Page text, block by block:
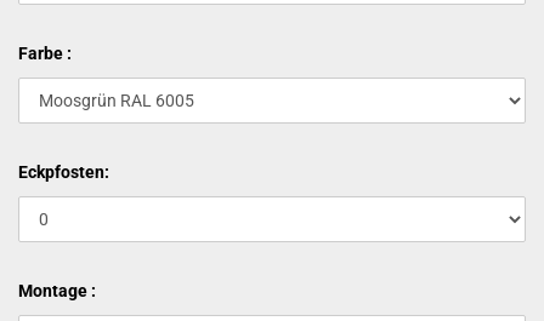
Farbe :
Eckpfosten:
Montage :